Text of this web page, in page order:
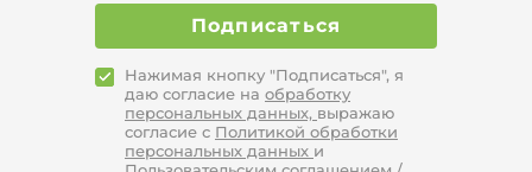
Подписаться
Нажимая кнопку "Подписаться", я
даю согласие на обработку
персональных данных, выражаю
согласие с Политикой обработки
персональных данных и